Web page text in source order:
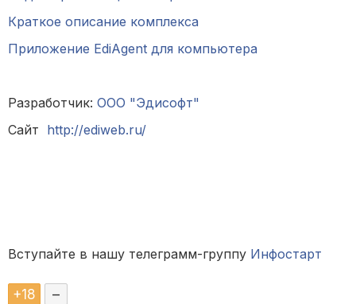
Краткое описание комплекса
Приложение EdiAgent для компьютера
Разработчик: ООО "Эдисофт"
Сайт http://ediweb.ru/
Вступайте в нашу телеграмм-группу Инфостарт
+18 –